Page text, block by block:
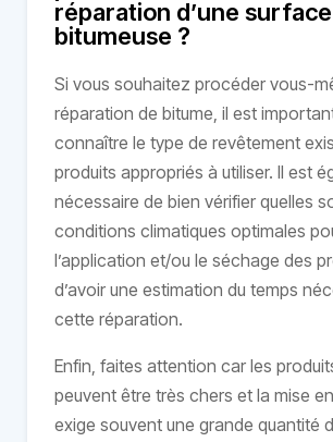
réparation d’une surface
bitumeuse ?
Si vous souhaitez procéder vous-
réparation de bitume, il est
connaître le type de revêtement
produits appropriés à utiliser. Il est
nécessaire de bien vérifier quelles
conditions climatiques optimales
l’application et/ou le séchage des
d’avoir une estimation du temps
cette réparation.
Enfin, faites attention car les
peuvent être très chers et la mise
exige souvent une grande quantité